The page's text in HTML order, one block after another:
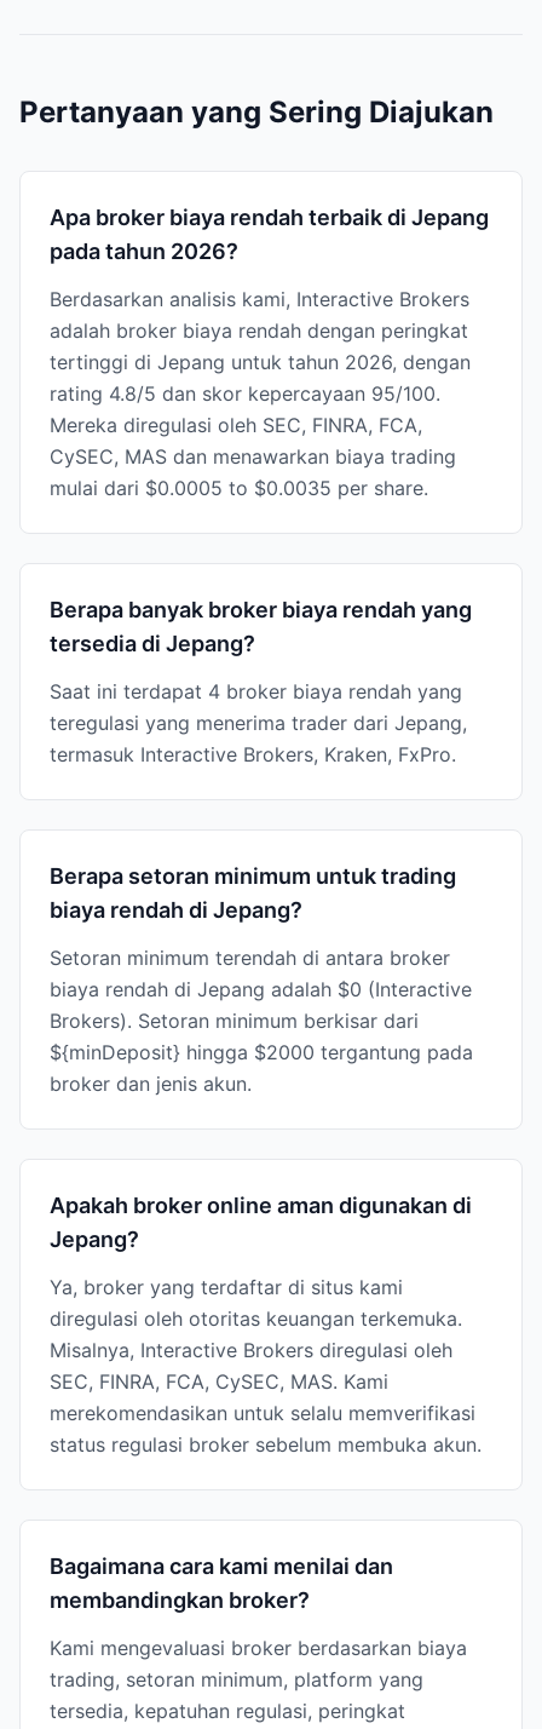
Pertanyaan yang Sering Diajukan
Apa broker biaya rendah terbaik di Jepang
pada tahun 2026?
Berdasarkan analisis kami, Interactive Brokers
adalah broker biaya rendah dengan peringkat
tertinggi di Jepang untuk tahun 2026, dengan
rating 4.8/5 dan skor kepercayaan 95/100.
Mereka diregulasi oleh SEC, FINRA, FCA,
CySEC, MAS dan menawarkan biaya trading
mulai dari $0.0005 to $0.0035 per share.
Berapa banyak broker biaya rendah yang
tersedia di Jepang?
Saat ini terdapat 4 broker biaya rendah yang
teregulasi yang menerima trader dari Jepang,
termasuk Interactive Brokers, Kraken, FxPro.
Berapa setoran minimum untuk trading
biaya rendah di Jepang?
Setoran minimum terendah di antara broker
biaya rendah di Jepang adalah $0 (Interactive
Brokers). Setoran minimum berkisar dari
${minDeposit} hingga $2000 tergantung pada
broker dan jenis akun.
Apakah broker online aman digunakan di
Jepang?
Ya, broker yang terdaftar di situs kami
diregulasi oleh otoritas keuangan terkemuka.
Misalnya, Interactive Brokers diregulasi oleh
SEC, FINRA, FCA, CySEC, MAS. Kami
merekomendasikan untuk selalu memverifikasi
status regulasi broker sebelum membuka akun.
Bagaimana cara kami menilai dan
membandingkan broker?
Kami mengevaluasi broker berdasarkan biaya
trading, setoran minimum, platform yang
tersedia, kepatuhan regulasi, peringkat